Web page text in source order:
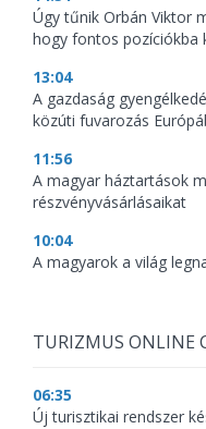
Úgy tűnik Orbán Viktor
hogy fontos pozíciókba
13:04
A gazdaság
közúti fuvarozás
11:56
A magyar háztartások
részvényvásárlásaikat
10:04
A magyarok a világ
TURIZMUS ONLINE
06:35
Új turisztikai rendszer